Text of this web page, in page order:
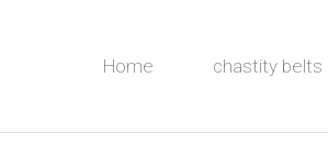
Home chastity belts